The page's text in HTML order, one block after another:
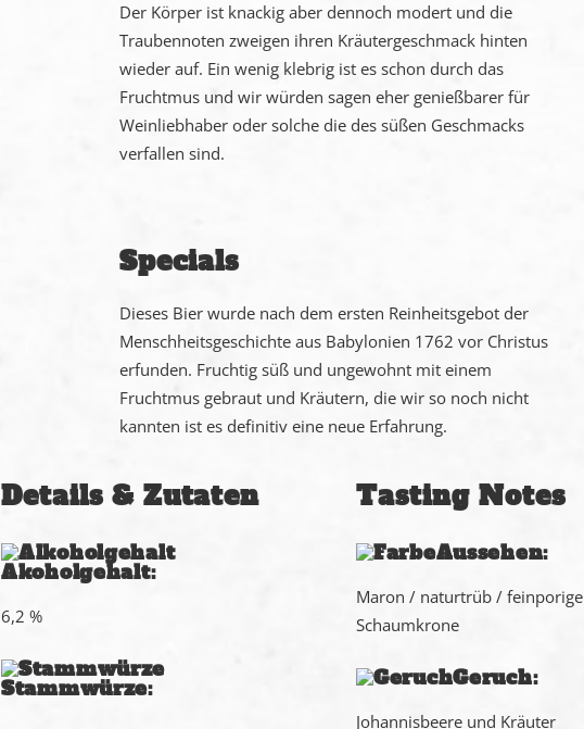
Der Körper ist knackig aber dennoch modert und die
Traubennoten zweigen ihren Kräutergeschmack hinten
wieder auf. Ein wenig klebrig ist es schon durch das
Fruchtmus und wir würden sagen eher genießbarer für
Weinliebhaber oder solche die des süßen Geschmacks
verfallen sind.
Specials
Dieses Bier wurde nach dem ersten Reinheitsgebot der
Menschheitsgeschichte aus Babylonien 1762 vor Christus
erfunden. Fruchtig süß und ungewohnt mit einem
Fruchtmus gebraut und Kräutern, die wir so noch nicht
kannten ist es definitiv eine neue Erfahrung.
Details & Zutaten
Akoholgehalt:
6,2 %
Stammwürze:
Tasting Notes
Aussehen:
Maron / naturtrüb / feinporige
Schaumkrone
Geruch:
Johannisbeere und Kräuter